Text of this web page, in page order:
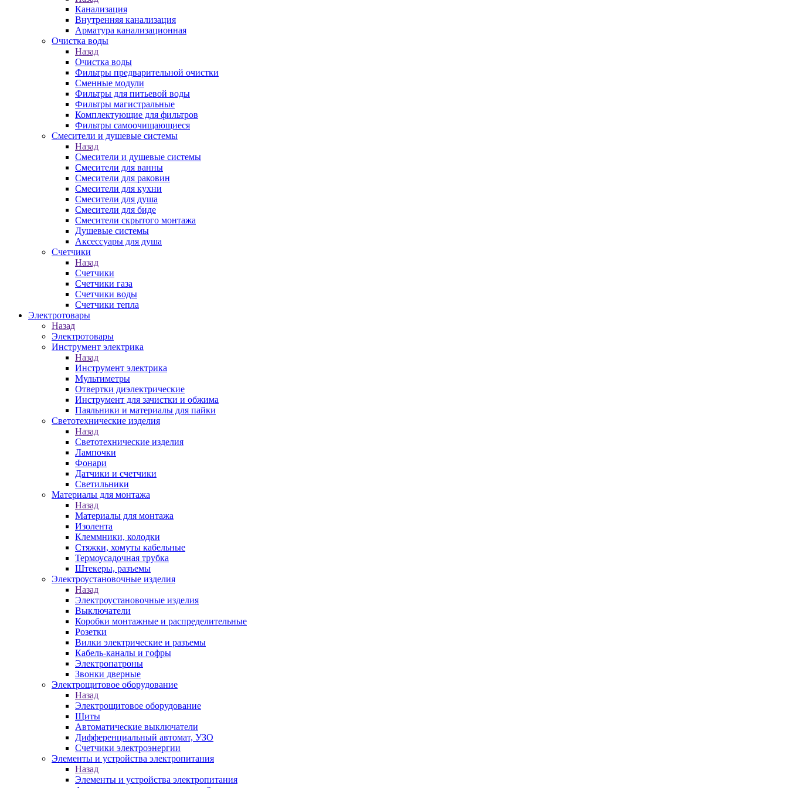
Канализация
Внутренняя канализация
Арматура канализационная
Очистка воды
Назад
Очистка воды
Фильтры предварительной очистки
Сменные модули
Фильтры для питьевой воды
Фильтры магистральные
Комплектующие для фильтров
Фильтры самоочищающиеся
Смесители и душевые системы
Назад
Смесители и душевые системы
Смесители для ванны
Смесители для раковин
Смесители для кухни
Смесители для душа
Смесители для биде
Смесители скрытого монтажа
Душевые системы
Аксессуары для душа
Счетчики
Назад
Счетчики
Счетчики газа
Счетчики воды
Счетчики тепла
Электротовары
Назад
Электротовары
Инструмент электрика
Назад
Инструмент электрика
Мультиметры
Отвертки диэлектрические
Инструмент для зачистки и обжима
Паяльники и материалы для пайки
Светотехнические изделия
Назад
Светотехнические изделия
Лампочки
Фонари
Датчики и счетчики
Светильники
Материалы для монтажа
Назад
Материалы для монтажа
Изолента
Клеммники, колодки
Стяжки, хомуты кабельные
Термоусадочная трубка
Штекеры, разъемы
Электроустановочные изделия
Назад
Электроустановочные изделия
Выключатели
Коробки монтажные и распределительные
Розетки
Вилки электрические и разъемы
Кабель-каналы и гофры
Электропатроны
Звонки дверные
Электрощитовое оборудование
Назад
Электрощитовое оборудование
Щиты
Автоматические выключатели
Дифференциальный автомат, УЗО
Счетчики электроэнергии
Элементы и устройства электропитания
Назад
Элементы и устройства электропитания